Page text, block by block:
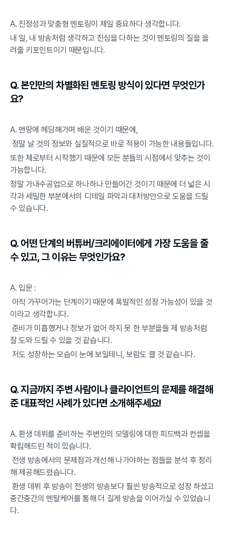
A. 진정성과 맞춤형 멘토링이 제일 중요하다 생각합니다.
내 일, 내 방송처럼 생각하고 진심을 다하는 것이 멘토링의 질을 올
려줄 키포인트이기 때문입니다.
Q. 본인만의 차별화된 멘토링 방식이 있다면 무엇인가
요?
A. 맨땅에 헤딩해가며 배운 것이기 때문에,
정말 날 것의 정보와 실질적으로 바로 적용이 가능한 내용들입니다.
또한 제로부터 시작했기 때문에 모든 분들의 시점에서 맞추는 것이
가능합니다.
정말 가내수공업으로 하나하나 만들어간 것이기 때문에 더 넓은 시
각과 세밀한 부분에서의 디테일 파악과 대처방안으로 도움을 드릴
수 있습니다.
Q. 어떤 단계의 버튜버/크리에이터에게 가장 도움을 줄
수 있고, 그 이유는 무엇인가요?
A. 입문 :
이라고 생각합니다.
잘 도와 드릴 수 있을 것 같습니다.
저도 성장하는 모습이 눈에 보일테니, 보람도 클 것 같습니다.
Q. 지금까지 주변 사람이나 클라이언트의 문제를 해결해
준 대표적인 사례가 있다면 소개해주세요!
A. 환생 데뷔를 준비하는 주변인의 모델링에 대한 피드백과 컨셉을
확립해드린 적이 있습니다.
해 제공해드렸습니다.
중간중간의 멘탈케어를 통해 더 길게 방송을 이어가실 수 있었습니
다.